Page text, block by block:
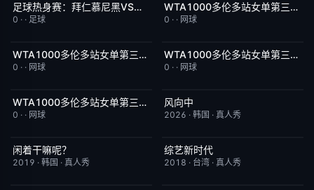
今日更新 5.0
足球热身赛：拜仁慕尼黑VS阿斯顿维拉20260807
0 · · 足球
今日更新 7.0WTA1000多伦多站女单第三轮：斯维托丽娜VS波塔波娃
0 · · 网球
今日更新 5.0WTA1000多伦多站女单第三轮：萨巴伦卡VS张帅
0 · · 网球
今日更新 2.0WTA1000多伦多站女单第三轮：佩古拉VS拉克西莫娃
0 · · 网球
今日更新 2.0WTA1000多伦多站女单第三轮：格鲁比奇VS斯瓦泰克
0 · · 网球
更新至第02集
风向中
2026 · 韩国 · 真人秀
昨日更新
闲着干嘛呢？
2019 · 韩国 · 真人秀
本周更新
综艺新时代
2018 · 台湾 · 真人秀